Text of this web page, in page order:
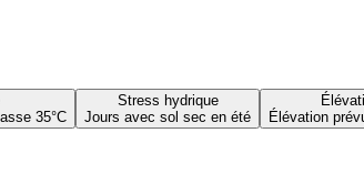
35°C
Stress hydrique
Jours avec sol sec en été
Élévation